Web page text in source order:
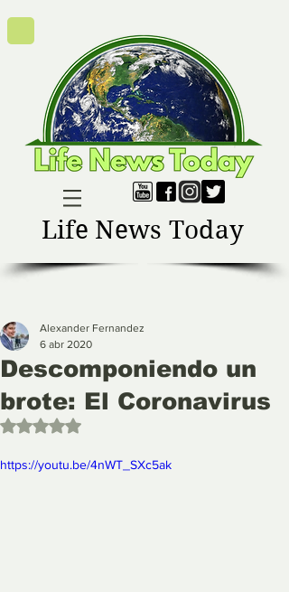
Life News Today
Descomponiendo un
brote: El Coronavirus
Alexander Fernandez
6 abr 2020
Obtuvo NaN de 5 estrellas.
https://youtu.be/4nWT_SXc5ak